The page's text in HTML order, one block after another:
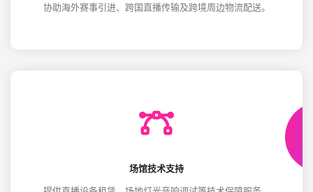
协助海外赛事引进、跨国直播传输及跨境周边物流配送。
场馆技术支持